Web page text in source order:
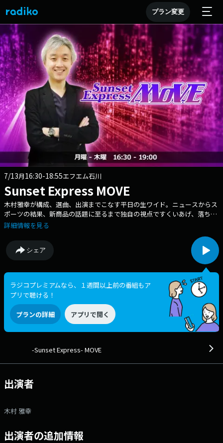
プラン変更
7/13月16:30-18:55エフエム石川
Sunset Express MOVE
木村雅幸が構成、選曲、出演までこなす平日の生ワイド。ニュースからス
ポーツの結果、新商品の話題に至るまで独自の視点ですくいあげ、落ち着
いたトーンで熱く語ります。 ▽16:50〜 【 あぐりずむ 】 日本の未来
ムでつなげます ▽17:20〜 【 ウェザー・インフォメーション 】 --
- ▽17:25〜 【 トラフィック・インフォメーション 】 交通情報をお
届けします ▽17:30〜 【 Volkswagen TREASURES 】 人生の中で誰も
が持っている「心の宝物（TREASURES）」に耳を傾ける番組。 音楽、
風景、言葉、モノ ― 形あるものもないものも含めて、リスナーの心を支
え、 人生を豊かにしてきた「大切なもの」たちをエピソードとともに紹
介します。 ▽17:40〜 【 北國新聞ニュース 】 --- ▽17:55〜 【
First Chord 】 “新たな音楽との出会い”を日常に届ける、ショートフォー
マットの新曲紹介番組。 リスナーにとっての“はじめての出会い”となる
ような、国内外のフレッシュな楽曲を丁寧に届けます。 サブスクでの
偶発的な出会いを作る15分間。 聴いている誰かの感情と調和する瞬間
を大切にした、ラジオの原点的な番組です。 番組Webサイト：
https://hellofive.jp/program/move/ Xハッシュタグは
詳細情報を見る
シェア
ラジコプレミアムなら、１週間以上前の番組もア
プリで聴ける！
プランの詳細 アプリで開く
-Sunset Express- MOVE
出演者
木村 雅幸
出演者の追加情報